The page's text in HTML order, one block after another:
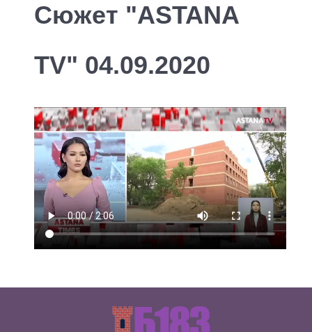
Сюжет "ASTANA
TV" 04.09.2020